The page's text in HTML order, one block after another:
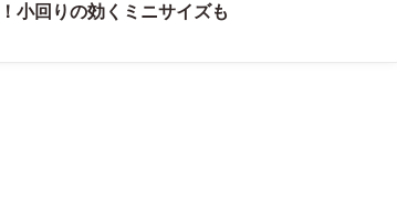
小回りの効くミニサイズも